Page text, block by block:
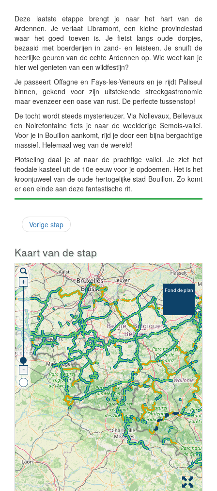
Deze laatste etappe brengt je naar het hart van de
Ardennen. Je verlaat Libramont, een kleine provinciestad
waar het goed toeven is. Je fietst langs oude dorpjes,
bezaaid met boerderijen in zand- en leisteen. Je snuift de
heerlijke geuren van de echte Ardennen op. Wie weet kan je
hier wel genieten van een wildfestijn?
Je passeert Offagne en Fays-les-Veneurs en je rijdt Paliseul
binnen, gekend voor zijn uitstekende streekgastronomie
maar evenzeer een oase van rust. De perfecte tussenstop!
De tocht wordt steeds mysterieuzer. Via Nollevaux, Bellevaux
en Noirefontaine fiets je naar de weelderige Semois-vallei.
Voor je in Bouillon aankomt, rijd je door een bijna bergachtige
massief. Helemaal weg van de wereld!
Plotseling daal je af naar de prachtige vallei. Je ziet het
feodale kasteel uit de 10e eeuw voor je opdoemen. Het is het
kroonjuweel van de oude hertogelijke stad Bouillon. Zo komt
er een einde aan deze fantastische rit.
Vorige stap
Kaart van de stap